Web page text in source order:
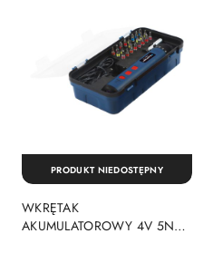
WKRĘTAK
AKUMULATOROWY 4V 5NM
PRODUKT NIEDOSTĘPNY